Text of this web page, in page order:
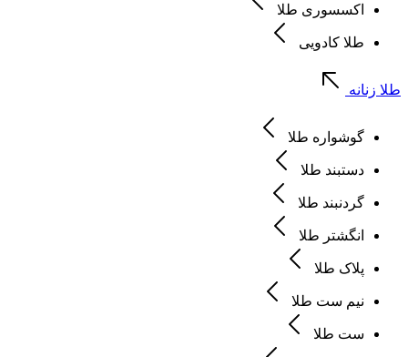
اکسسوری طلا
طلا کادویی
طلا زنانه
گوشواره طلا
دستبند طلا
گردنبند طلا
انگشتر طلا
پلاک طلا
نیم ست طلا
ست طلا